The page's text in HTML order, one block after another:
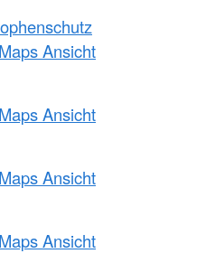
Ansicht
Ansicht
Ansicht
Ansicht